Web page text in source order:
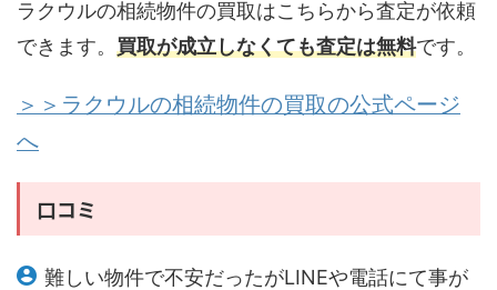
ラクウルの相続物件の買取はこちらから査定が依頼
できます。 買取が成立しなくても査定は無料です。
＞＞ラクウルの相続物件の買取の公式ページ
へ
口コミ
難しい物件で不安だったがLINEや電話にて事が